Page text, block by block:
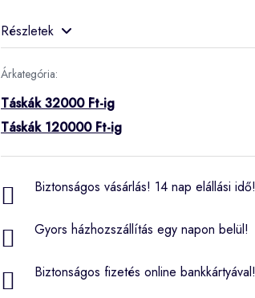
Részletek
Árkategória:
Táskák 32000 Ft-ig
Táskák 120000 Ft-ig
Biztonságos vásárlás! 14 nap elállási idő!
Gyors házhozszállítás egy napon belül!
Biztonságos fizetés online bankkártyával!